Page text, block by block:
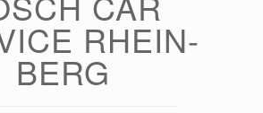
RHEIN-
BERG